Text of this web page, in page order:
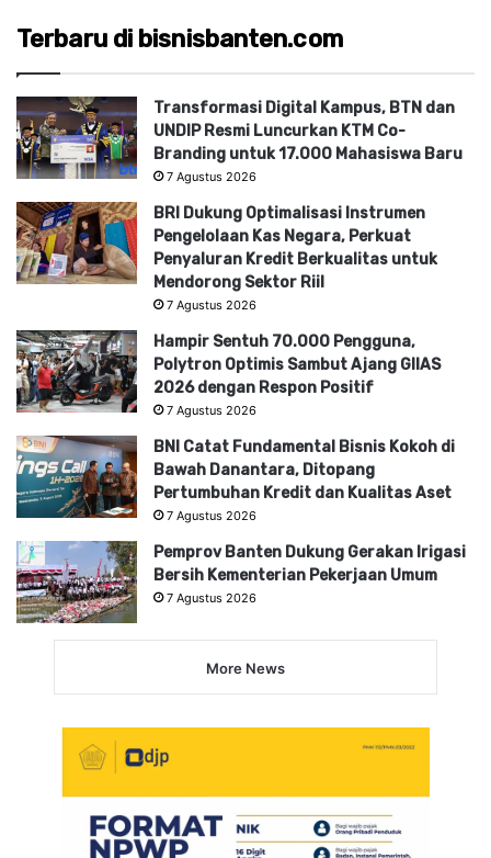
Terbaru di bisnisbanten.com
Transformasi Digital Kampus, BTN dan
UNDIP Resmi Luncurkan KTM Co-
Branding untuk 17.000 Mahasiswa Baru
7 Agustus 2026
BRI Dukung Optimalisasi Instrumen
Pengelolaan Kas Negara, Perkuat
Penyaluran Kredit Berkualitas untuk
Mendorong Sektor Riil
7 Agustus 2026
Hampir Sentuh 70.000 Pengguna,
Polytron Optimis Sambut Ajang GIIAS
2026 dengan Respon Positif
7 Agustus 2026
BNI Catat Fundamental Bisnis Kokoh di
Bawah Danantara, Ditopang
Pertumbuhan Kredit dan Kualitas Aset
7 Agustus 2026
Pemprov Banten Dukung Gerakan Irigasi
Bersih Kementerian Pekerjaan Umum
7 Agustus 2026
More News